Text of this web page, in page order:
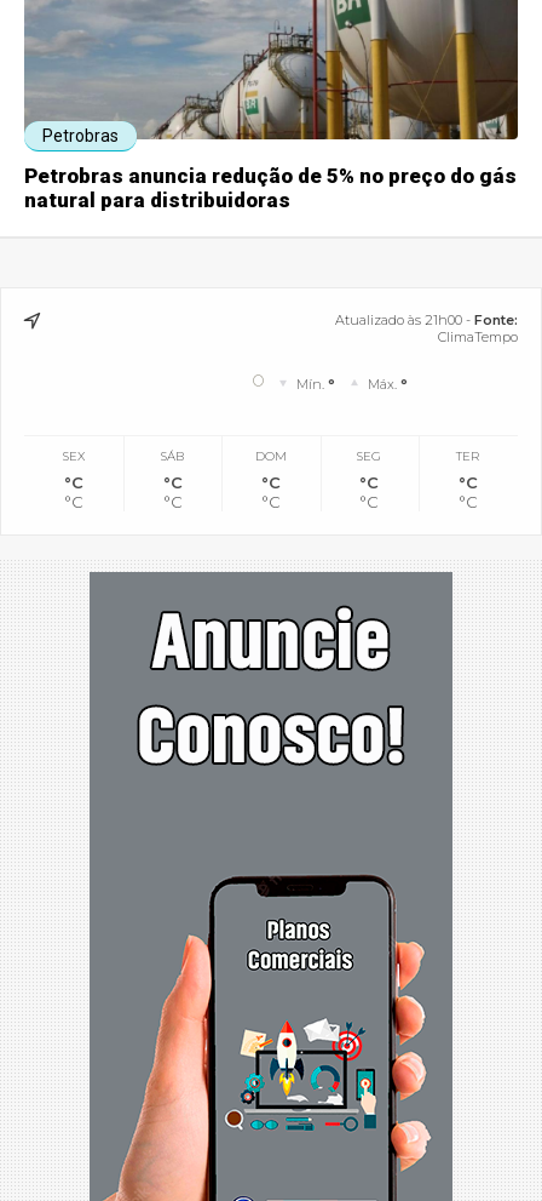
Petrobras
Petrobras anuncia redução de 5% no preço do gás
natural para distribuidoras
Atualizado às 21h00 - Fonte:
ClimaTempo
° Mín.° Máx.°
SEX
°C
°C
SÁB
°C
°C
DOM
°C
°C
SEG
°C
°C
TER
°C
°C